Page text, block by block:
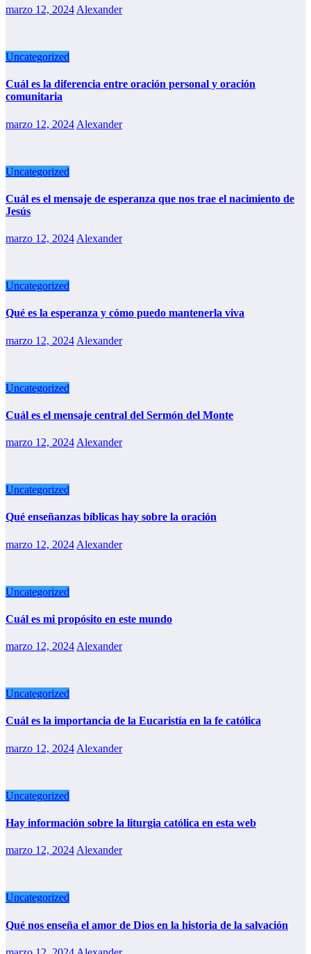
marzo 12, 2024 Alexander
Uncategorized
Cuál es la diferencia entre oración personal y oración
comunitaria
marzo 12, 2024 Alexander
Uncategorized
Cuál es el mensaje de esperanza que nos trae el nacimiento de
Jesús
marzo 12, 2024 Alexander
Uncategorized
Qué es la esperanza y cómo puedo mantenerla viva
marzo 12, 2024 Alexander
Uncategorized
Cuál es el mensaje central del Sermón del Monte
marzo 12, 2024 Alexander
Uncategorized
Qué enseñanzas bíblicas hay sobre la oración
marzo 12, 2024 Alexander
Uncategorized
Cuál es mi propósito en este mundo
marzo 12, 2024 Alexander
Uncategorized
Cuál es la importancia de la Eucaristía en la fe católica
marzo 12, 2024 Alexander
Uncategorized
Hay información sobre la liturgia católica en esta web
marzo 12, 2024 Alexander
Uncategorized
Qué nos enseña el amor de Dios en la historia de la salvación